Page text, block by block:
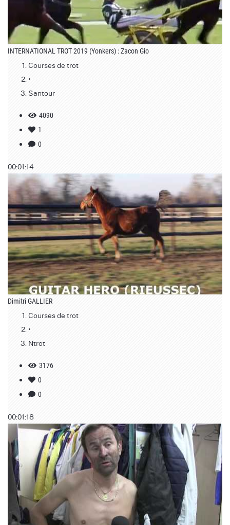
INTERNATIONAL TROT 2019 (Yonkers) : Zacon Gio
Courses de trot
•
Santour
4090
1
0
00:01:14
Dimitri GALLIER
Courses de trot
•
Ntrot
3176
0
0
00:01:18